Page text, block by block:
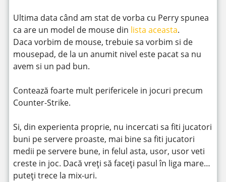
Ultima data când am stat de vorba cu Perry spunea
ca are un model de mouse din lista aceasta.
Daca vorbim de mouse, trebuie sa vorbim si de
mousepad, de la un anumit nivel este pacat sa nu
avem si un pad bun.
Contează foarte mult perifericele in jocuri precum
Counter-Strike.
Si, din experienta proprie, nu incercati sa fiti jucatori
buni pe servere proaste, mai bine sa fiti jucatori
medii pe servere bune, in felul asta, usor, usor veti
creste in joc. Dacă vreți să faceți pasul în liga mare…
puteți trece la mix-uri.